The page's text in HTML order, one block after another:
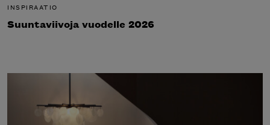
INSPIRAATIO
Suuntaviivoja vuodelle 2026